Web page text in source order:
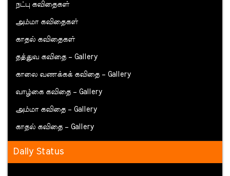
நட்பு கவிதைகள்
அம்மா கவிதைகள்
காதல் கவிதைகள்
தத்துவ கவிதை – Gallery
காலை வணக்கக் கவிதை – Gallery
வாழ்கை கவிதை – Gallery
அம்மா கவிதை – Gallery
காதல் கவிதை – Gallery
Daily Status